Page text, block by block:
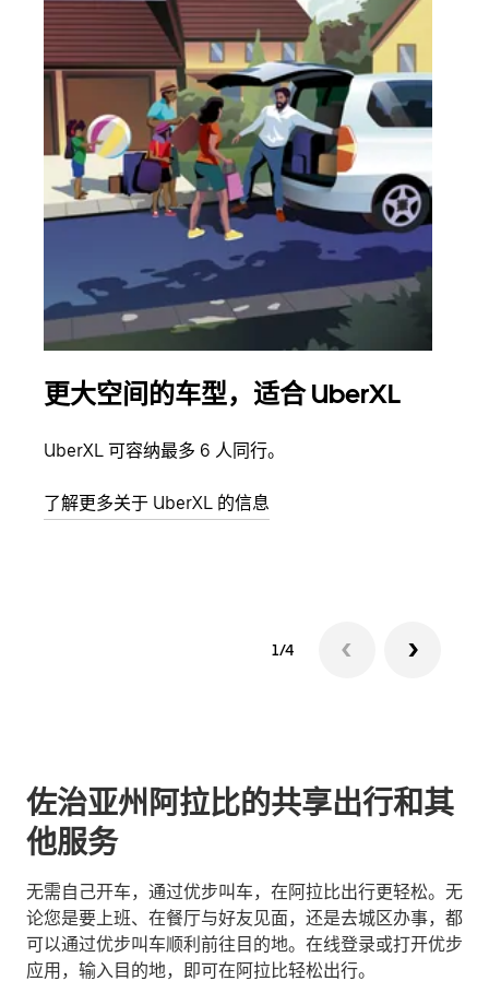
更大空间的车型，适合 UberXL
UberXL 可容纳最多 6 人同行。
了解更多关于 UberXL 的信息
1/4
佐治亚州阿拉比的共享出行和其
他服务
无需自己开车，通过优步叫车，在阿拉比出行更轻松。无
论您是要上班、在餐厅与好友见面，还是去城区办事，都
可以通过优步叫车顺利前往目的地。在线登录或打开优步
应用，输入目的地，即可在阿拉比轻松出行。